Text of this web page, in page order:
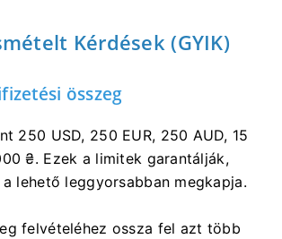
Kérdések (GYIK)
összeg
250 USD, 250 EUR, 250 AUD, 15
₴. Ezek a limitek garantálják,
lehető leggyorsabban megkapja.
felvételéhez ossza fel azt több